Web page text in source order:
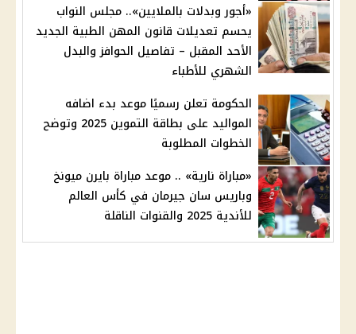
«أجور وبدلات بالملايين».. مجلس النواب
يحسم تعديلات قانون المهن الطبية الجديد
الأحد المقبل – تفاصيل الحوافز والبدل
الشهري للأطباء
الحكومة تعلن رسميًا موعد بدء اضافه
المواليد على بطاقة التموين 2025 وتوضح
الخطوات المطلوبة
«مباراة نارية» .. موعد مباراة بايرن ميونخ
وباريس سان جيرمان في كأس العالم
للأندية 2025 والقنوات الناقلة